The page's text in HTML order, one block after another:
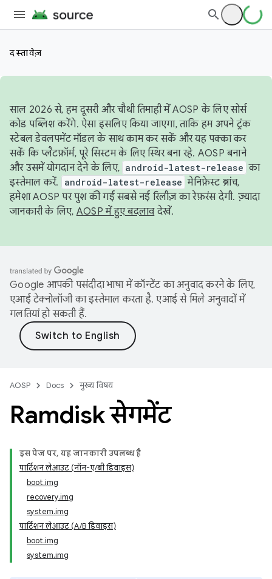
दस्तावेज़
साल 2026 से, हम दूसरी और चौथी तिमाही में AOSP के लिए सोर्स
कोड पब्लिश करेंगे. ऐसा इसलिए किया जाएगा, ताकि हम अपने ट्रंक
स्टेबल डेवलपमेंट मॉडल के साथ काम कर सकें और यह पक्का कर
सकें कि प्लैटफ़ॉर्म, पूरे सिस्टम के लिए स्थिर बना रहे. AOSP बनाने
और उसमें योगदान देने के लिए, android-latest-release का
इस्तेमाल करें.
android-latest-release मेनिफ़ेस्ट ब्रांच,
हमेशा AOSP पर पुश की गई सबसे नई रिलीज़ का रेफ़रंस देगी. ज़्यादा
जानकारी के लिए, AOSP में हुए बदलावदेखें.
Google आपकी पसंदीदा भाषा में कॉन्टेंट का अनुवाद करने के लिए,
एआई टेक्नोलॉजी का इस्तेमाल करता है. एआई से मिले अनुवादों में
गलतियां हो सकती हैं.
AOSP Docs मुख्य विषय
Ramdisk सेगमेंट
इस पेज पर, यह जानकारी उपलब्ध है
पार्टिशन लेआउट (नॉन-ए/बी डिवाइस)
boot.img
recovery.img
system.img
पार्टिशन लेआउट (A/B डिवाइस)
boot.img
system.img